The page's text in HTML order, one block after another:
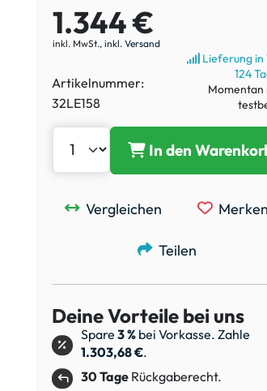
1.344 €
inkl. MwSt., inkl. Versand
Artikelnummer:
32LE158
Lieferung in
124
Momentan
In den
Vergleichen Merken
Teilen
Deine Vorteile bei uns
Spare 3 % bei Vorkasse. Zahle
1.303,68 €.
30 Tage Rückgaberecht.